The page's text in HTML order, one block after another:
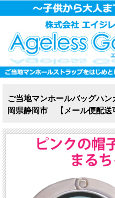
ご当地マンホールバッグハ
岡県静岡市 【メール便配送